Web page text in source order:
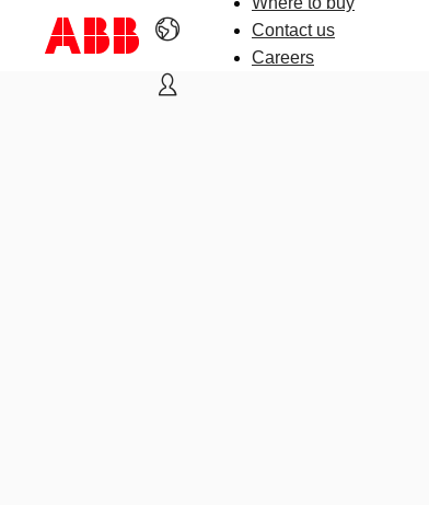
Contact us
Careers